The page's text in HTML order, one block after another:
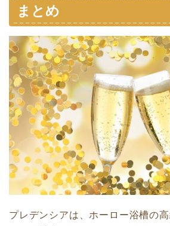
まとめ
プレデンシアは、ホーロー浴槽の